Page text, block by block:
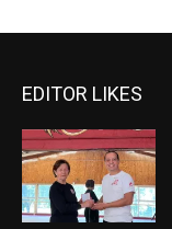
EDITOR LIKES